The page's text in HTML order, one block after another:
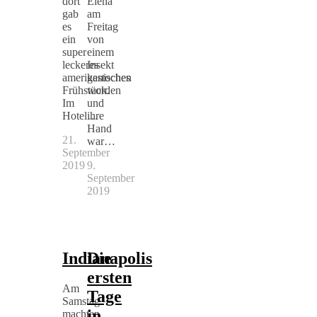
gab
es
ein
super
leckeres
amerikanisches
Frühstück.
Im
Hotel…
21.
September
2019
am
Freitag
von
einem
Insekt
gestochen
worden
und
ihre
Hand
war…
9.
September
2019
Indianapolis
Am
Samstag
machten
Die
ersten
Tage